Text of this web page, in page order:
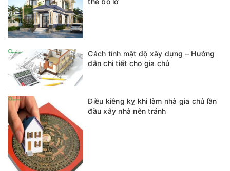
Cách tính mật độ xây dựng – Hướng
dẫn chi tiết cho gia chủ
Điều kiêng kỵ khi làm nhà gia chủ lần
đầu xây nhà nên tránh